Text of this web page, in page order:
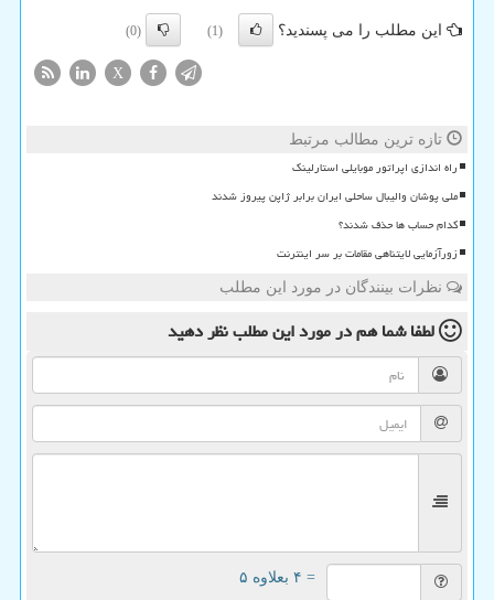
این مطلب را می پسندید؟ (1)
(0)
X
تازه ترین مطالب مرتبط
راه اندازی اپراتور موبایلی استارلینک
ملی پوشان والیبال ساحلی ایران برابر ژاپن پیروز شدند
کدام حساب ها حذف شدند؟
زورآزمایی لایتناهی مقامات بر سر اینترنت
نظرات بینندگان در مورد این مطلب
لطفا شما همدر مورد این مطلبنظر دهید
= ۴ بعلاوه ۵